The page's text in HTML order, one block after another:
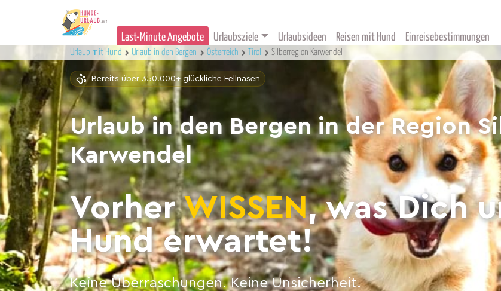
Last-Minute Angebote Urlaubsziele Urlaubsideen Reisen mit Hund Einreisebestimmungen
Urlaub mit Hund Urlaub in den Bergen Österreich Tirol Silberregion Karwendel
Bereits über 350.000+ glückliche Fellnasen
Urlaub in den Bergen in der Region
Karwendel
VorherWISSEN, was Dich
Hund erwartet!
Keine Überraschungen. Keine Unsicherheit.